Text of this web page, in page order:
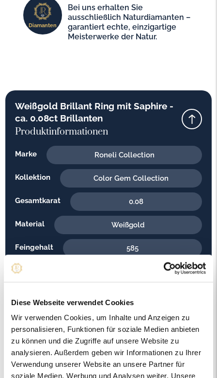
Diese Webseite verwendet Cookies
Wir verwenden Cookies, um Inhalte und Anzeigen zu
personalisieren, Funktionen für soziale Medien anbieten
zu können und die Zugriffe auf unsere Website zu
analysieren. Außerdem geben wir Informationen zu Ihrer
Verwendung unserer Website an unsere Partner für
soziale Medien, Werbung und Analysen weiter. Unsere
Diamanten
Bei uns erhalten Sie
ausschließlich Naturdiamanten –
garantiert echte, einzigartige
Meisterwerke der Natur.
Weißgold Brillant Ring mit Saphire -
ca. 0.08ct Brillanten
Produktinformationen
Marke Roneli Collection
Kollektion Color Gem Collection
Gesamtkarat 0.08
Material Weißgold
Feingehalt 585
Gewicht
Steinqualität SI1
Edelsteinfarbe Blau
Ringweite in mm 59